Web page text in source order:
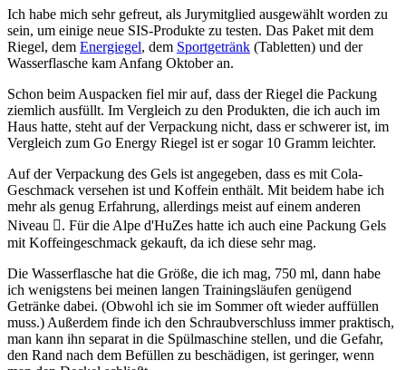
Ich habe mich sehr gefreut, als Jurymitglied ausgewählt worden zu
sein, um einige neue SIS-Produkte zu testen. Das Paket mit dem
Riegel, dem Energiegel, dem Sportgetränk (Tabletten) und der
Wasserflasche kam Anfang Oktober an.
Schon beim Auspacken fiel mir auf, dass der Riegel die Packung
ziemlich ausfüllt. Im Vergleich zu den Produkten, die ich auch im
Haus hatte, steht auf der Verpackung nicht, dass er schwerer ist, im
Vergleich zum Go Energy Riegel ist er sogar 10 Gramm leichter.
Auf der Verpackung des Gels ist angegeben, dass es mit Cola-
Geschmack versehen ist und Koffein enthält. Mit beidem habe ich
mehr als genug Erfahrung, allerdings meist auf einem anderen
Niveau . Für die Alpe d'HuZes hatte ich auch eine Packung Gels
mit Koffeingeschmack gekauft, da ich diese sehr mag.
Die Wasserflasche hat die Größe, die ich mag, 750 ml, dann habe
ich wenigstens bei meinen langen Trainingsläufen genügend
Getränke dabei. (Obwohl ich sie im Sommer oft wieder auffüllen
muss.) Außerdem finde ich den Schraubverschluss immer praktisch,
man kann ihn separat in die Spülmaschine stellen, und die Gefahr,
den Rand nach dem Befüllen zu beschädigen, ist geringer, wenn